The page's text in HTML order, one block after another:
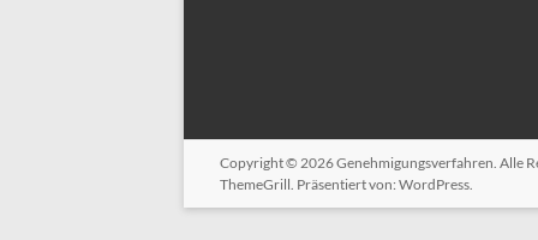
Copyright © 2026Genehmigungsverfahren . Alle
ThemeGrill. Präsentiert von: WordPress